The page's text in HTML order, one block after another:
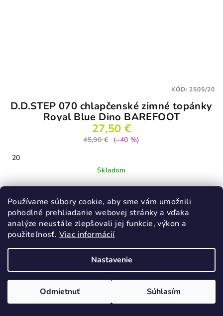
Používame súbory cookie, aby sme vám umožnili
pohodlné prehliadanie webovej stránky a vďaka
analýze neustále zlepšovali jej funkcie, výkon a
použiteľnosť. Viac informácií
Nastavenie
Odmietnuť Súhlasím
D.D.STEP 070 chlapčenské zimné topánky
Royal Blue Dino BAREFOOT
27,50 €
45,90 €
(–40 %)
20
Skladom
Detail
KÓD:2505/20
Odoberať newsletter